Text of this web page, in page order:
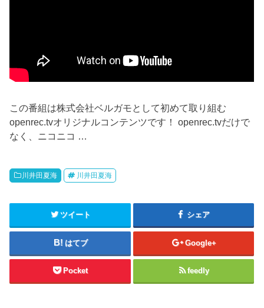
この番組は株式会社ベルガモとして初めて取り組む
openrec.tvオリジナルコンテンツです！ openrec.tvだけで
なく、ニコニコ …
川井田夏海 川井田夏海
ツイート シェア
はてブ Google+
Pocket feedly